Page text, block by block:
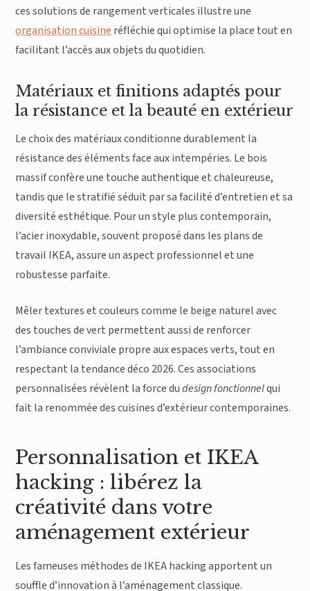
ces solutions de rangement verticales illustre une
organisation cuisine réfléchie qui optimise la place tout en
facilitant l’accès aux objets du quotidien.
Matériaux et finitions adaptés pour
la résistance et la beauté en extérieur
Le choix des matériaux conditionne durablement la
résistance des éléments face aux intempéries. Le bois
massif confère une touche authentique et chaleureuse,
tandis que le stratifié séduit par sa facilité d’entretien et sa
diversité esthétique. Pour un style plus contemporain,
l’acier inoxydable, souvent proposé dans les plans de
travail IKEA, assure un aspect professionnel et une
robustesse parfaite.
Mêler textures et couleurs comme le beige naturel avec
des touches de vert permettent aussi de renforcer
l’ambiance conviviale propre aux espaces verts, tout en
respectant la tendance déco 2026. Ces associations
personnalisées révèlent la force dudesign fonctionnelqui
fait la renommée des cuisines d’extérieur contemporaines.
Personnalisation et IKEA
hacking : libérez la
créativité dans votre
aménagement extérieur
Les fameuses méthodes de IKEA hacking apportent un
souffle d’innovation à l’aménagement classique.